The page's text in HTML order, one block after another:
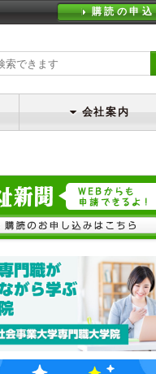
購読の申込
会社案内